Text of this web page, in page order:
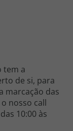
tem a
de si, para
marcação das
nosso call
10:00 às